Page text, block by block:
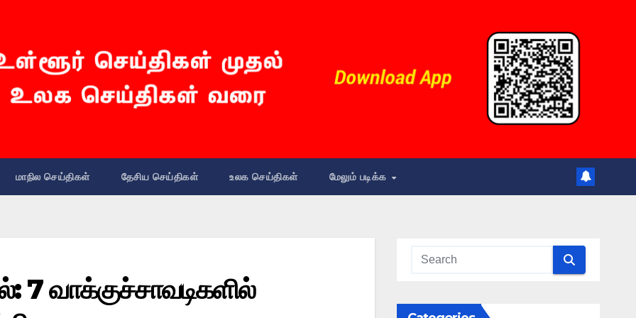
மாநில செய்திகள் தேசிய செய்திகள் உலக செய்திகள் மேலும் படிக்க
7 வாக்குச்சாவடிகளில்